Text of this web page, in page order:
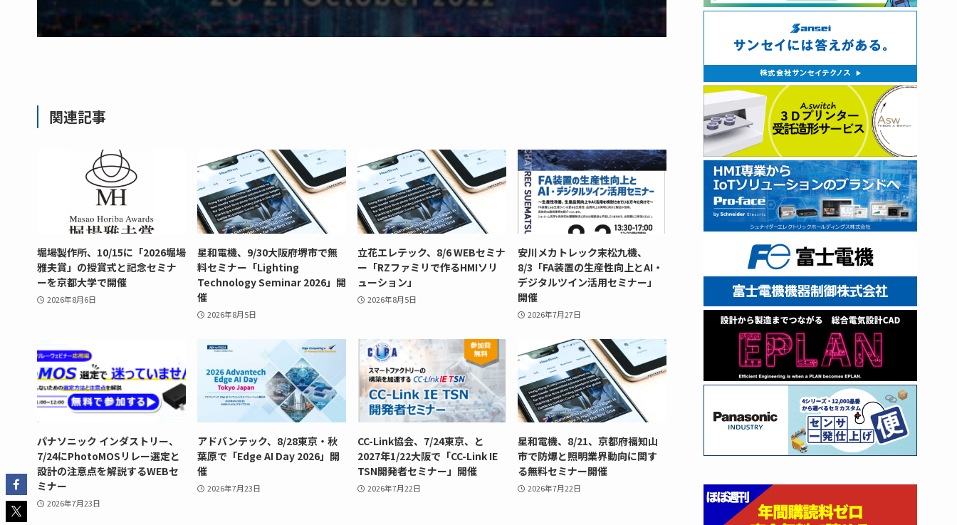
関連記事
堀場製作所、10/15に「2026堀場
雅夫賞」の授賞式と記念セミナ
ーを京都大学で開催
2026年8月6日
星和電機、9/30大阪府堺市で無
料セミナー「Lighting
Technology Seminar 2026」開
催
2026年8月5日
立花エレテック、8/6 WEBセミナ
ー「RZファミリで作るHMIソリ
ューション」
2026年8月5日
安川メカトレック末松九機、
8/3「FA装置の生産性向上とAI・
デジタルツイン活用セミナー」
開催
2026年7月27日
パナソニック インダストリー、
7/24にPhotoMOSリレー選定と
設計の注意点を解説するWEBセ
ミナー
2026年7月23日
アドバンテック、8/28東京・秋
葉原で「Edge AI Day 2026」開
催
2026年7月23日
CC-Link協会、7/24東京、と
2027年1/22大阪で「CC-Link IE
TSN開発者セミナー」開催
2026年7月22日
星和電機、8/21、京都府福知山
市で防爆と照明業界動向に関す
る無料セミナー開催
2026年7月22日